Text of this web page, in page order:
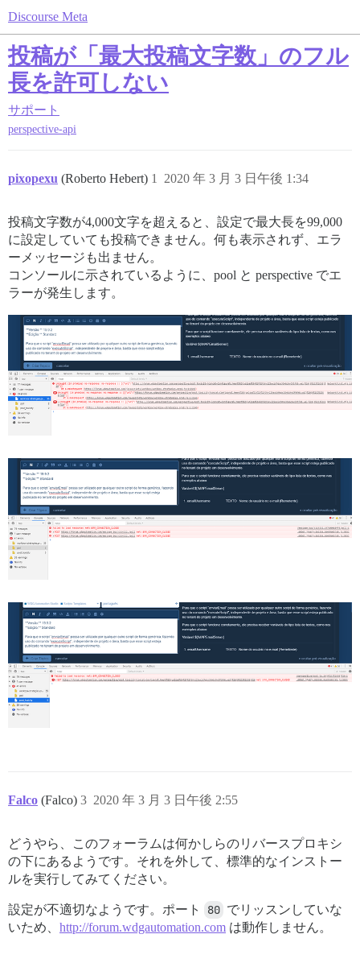
Discourse Meta
投稿が「最大投稿文字数」のフル
長を許可しない
サポート
perspective-api
pixopexu (Roberto Hebert) 2020 年 3 月 3 日午後 1:34
1
投稿文字数が4,000文字を超えると、設定で最大長を99,000
に設定していても投稿できません。何も表示されず、エラ
ーメッセージも出ません。
コンソールに示されているように、pool と perspective でエ
ラーが発生します。
Falco (Falco) 2020 年 3 月 3 日午後 2:55
3
どうやら、このフォーラムは何かしらのリバースプロキシ
の下にあるようです。それを外して、標準的なインストー
ルを実行してみてください。
設定が不適切なようです。ポート 80 でリッスンしていな
いため、 http://forum.wdgautomation.com は動作しません。